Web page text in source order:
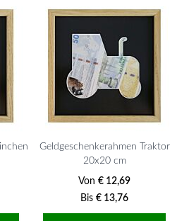
Geldgeschenkerahmen Traktor
20x20 cm
Von € 12,69
Bis € 13,76